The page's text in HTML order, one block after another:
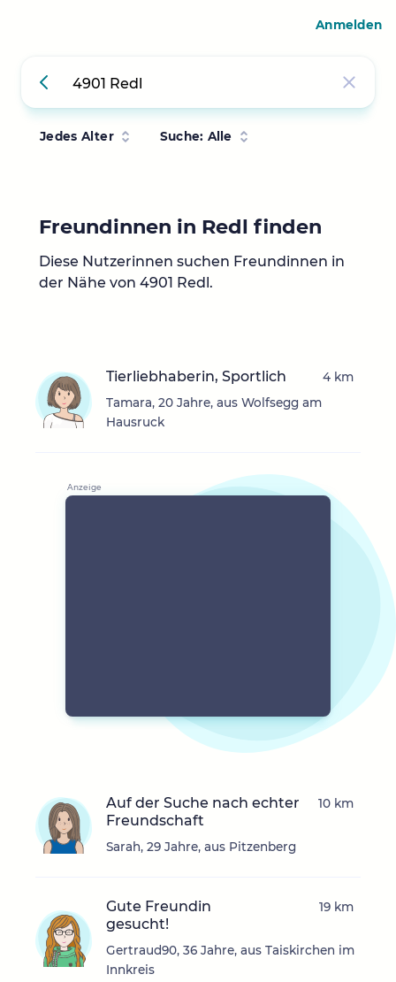
Jedes Alter Suche: Alle
Freundinnen in Redl finden
Diese Nutzerinnen suchen Freundinnen in
der Nähe von 4901 Redl.
Tierliebhaberin, Sportlich
Tamara, 20 Jahre, aus Wolfsegg am
Hausruck
4 km
Auf der Suche nach echter
Freundschaft
Sarah, 29 Jahre, aus Pitzenberg
10 km
Gute Freundin
gesucht!
Gertraud90, 36 Jahre, aus Taiskirchen im
Innkreis
19 km
Anmelden